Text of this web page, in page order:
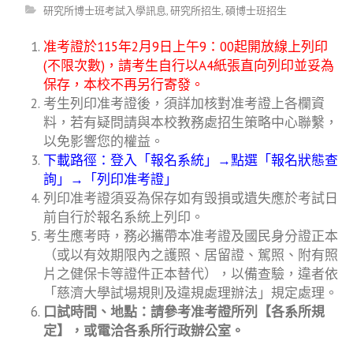
研究所博士班考試入學訊息,研究所招生,碩博士班招生
准考證於115年2月9日上午9：00起開放線上列印
(不限次數)，請考生自行以A4紙張直向列印並妥為
保存，本校不再另行寄發。
考生列印准考證後，須詳加核對准考證上各欄資
料，若有疑問請與本校教務處招生策略中心聯繫，
以免影響您的權益。
下載路徑：登入「報名系統」→點選「報名狀態查
詢」→「列印准考證」
列印准考證須妥為保存如有毁損或遺失應於考試日
前自行於報名系統上列印。
考生應考時，務必攜帶本准考證及國民身分證正本
（或以有效期限內之護照、居留證、駕照、附有照
片之健保卡等證件正本替代），以備查驗，違者依
「慈濟大學試場規則及違規處理辦法」規定處理。
口試時間、地點：請參考准考證所列【各系所規
定】，或電洽各系所行政辦公室。